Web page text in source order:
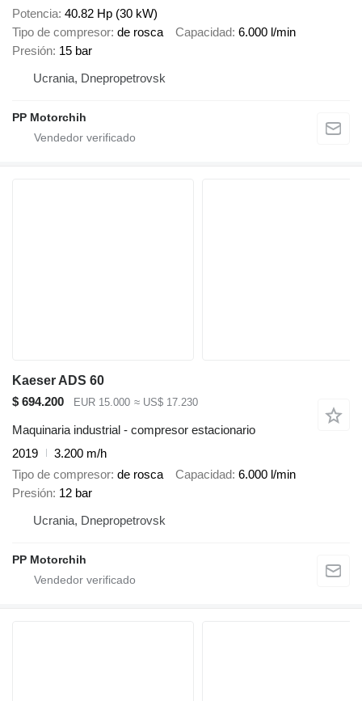
Potencia 40.82 Hp (30 kW)
Tipo de compresor de rosca Capacidad 6.000 l/min
Presión 15 bar
Ucrania, Dnepropetrovsk
PP Motorchih
Kaeser ADS 60
$ 694.200
EUR 15.000 ≈ US$ 17.230
Maquinaria industrial - compresor estacionario
2019
3.200 m/h
Tipo de compresor de rosca Capacidad 6.000 l/min
Presión 12 bar
Ucrania, Dnepropetrovsk
PP Motorchih